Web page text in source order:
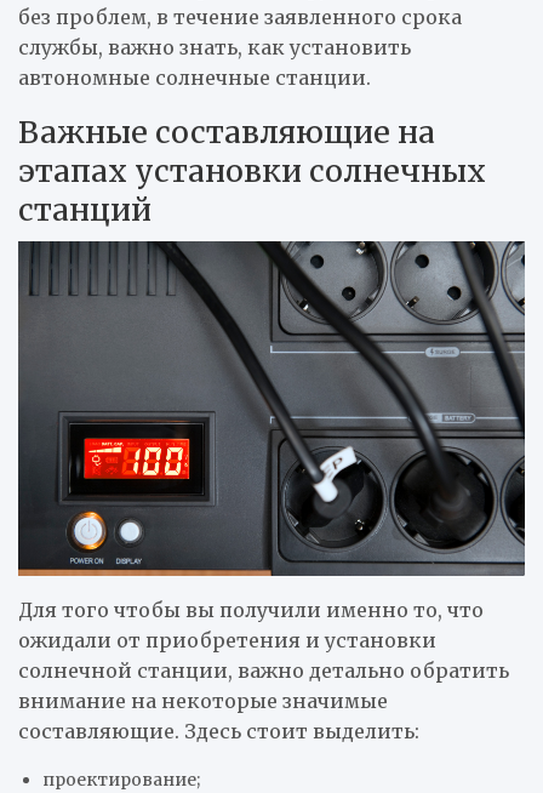
без проблем, в течение заявленного срока
службы, важно знать, как установить
автономные солнечные станции.
Важные составляющие на
этапах установки солнечных
станций
Для того чтобы вы получили именно то, что
ожидали от приобретения и установки
солнечной станции, важно детально обратить
внимание на некоторые значимые
составляющие. Здесь стоит выделить:
проектирование;